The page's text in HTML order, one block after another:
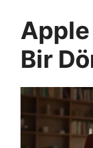
Bir